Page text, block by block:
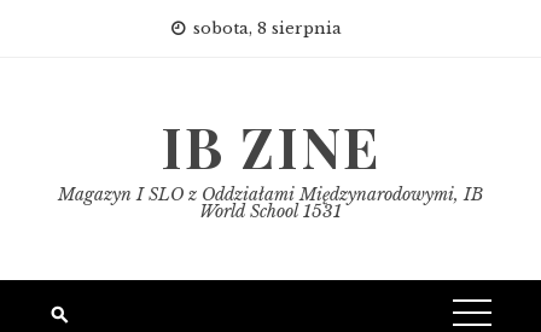
sobota, 8 sierpnia
IB ZINE
Magazyn I SLO z Oddziałami Międzynarodowymi, IB
World School 1531